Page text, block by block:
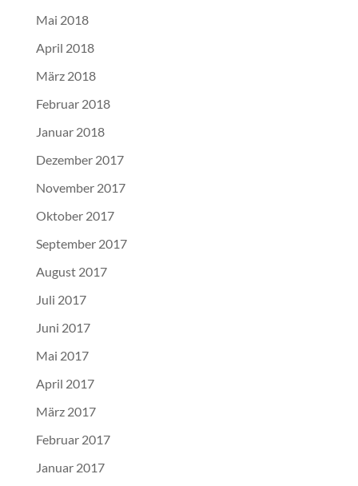
Mai 2018
April 2018
März 2018
Februar 2018
Januar 2018
Dezember 2017
November 2017
Oktober 2017
September 2017
August 2017
Juli 2017
Juni 2017
Mai 2017
April 2017
März 2017
Februar 2017
Januar 2017